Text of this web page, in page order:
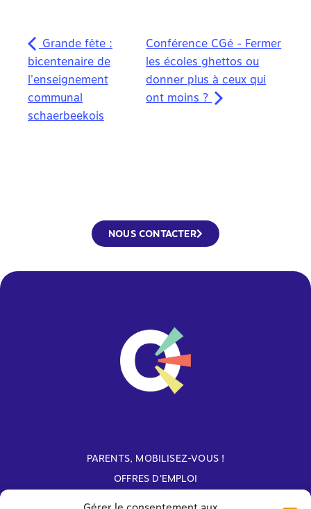
Grande fête :
bicentenaire de
l'enseignement
communal
schaerbeekois
Conférence CGé - Fermer
les écoles ghettos ou
donner plus à ceux qui
ont moins ?
NOUS CONTACTER
PARENTS, MOBILISEZ-VOUS !
OFFRES D'EMPLOI